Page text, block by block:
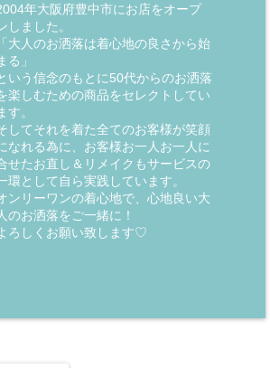
年大阪府豊中市にお店をオープ
しました。
「大人のお洒落は着心地の良さから始
る」
いう信念のもとに50代からのお洒落
楽しむための商品をセレクトしてい
す。
してそれを着た全てのお客様が笑顔
なれる為に、お客様お一人お一人に
せたお直し＆リメイクもサービスの
環として自ら実践しています。
ンリーワンの着心地で、心地良い大
のお洒落をご一緒に！
ろしくお願い致します♡